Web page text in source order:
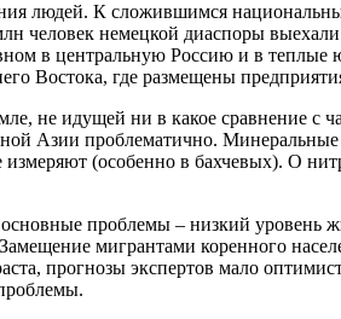
людей. К сложившимся
человек немецкой диаспоры
в центральную Россию и в
Востока, где размещены
не идущей ни в какое сравнение с
Азии проблематично.
(особенно в бахчевых). О
проблемы – низкий уровень
мигрантами коренного
прогнозы экспертов мало